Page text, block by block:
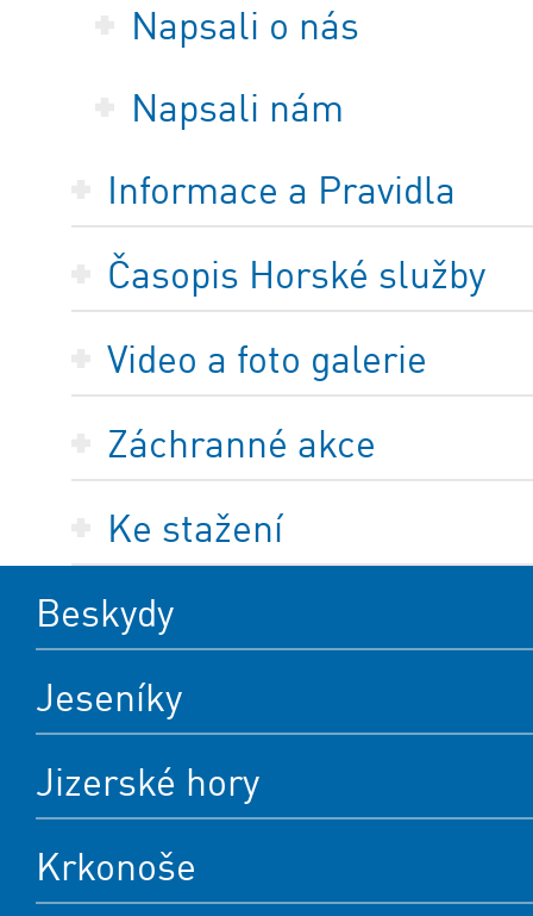
Napsali o nás
Napsali nám
Informace a Pravidla
Časopis Horské služby
Video a foto galerie
Záchranné akce
Ke stažení
Beskydy
Jeseníky
Jizerské hory
Krkonoše